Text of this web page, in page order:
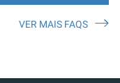
VER MAIS FAQS